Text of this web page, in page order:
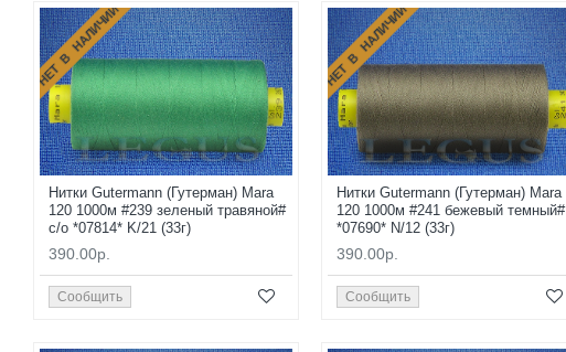
НЕТ В НАЛИЧИИ
Нитки Gutermann (Гутерман) Mara
120 1000м #239 зеленый травяной#
с/о *07814* K/21 (33г)
390.00р.
Сообщить
НЕТ В НАЛИЧИИ
Нитки Gutermann (Гутерман) Mara
120 1000м #241 бежевый темный#
*07690* N/12 (33г)
390.00р.
Сообщить